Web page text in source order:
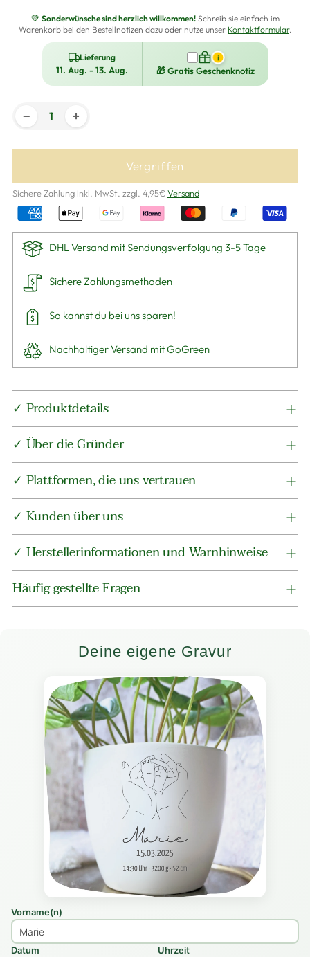
💚 Sonderwünsche sind herzlich willkommen!Schreib sie einfach im
Warenkorb bei den Bestellnotizen dazu oder nutze unser Kontaktformular.
Lieferung
11. Aug. - 13. Aug.
i
🎁 Gratis Geschenknotiz
− +
Vergriffen
Sichere Zahlung inkl. MwSt. zzgl. 4,95€Versand
DHL Versand mit Sendungsverfolgung 3-5 Tage
Sichere Zahlungsmethoden
So kannst du bei unssparen!
Nachhaltiger Versand mit GoGreen
Produkt
in
den
Warenkorb
legen
✓ Produktdetails
✓ Über die Gründer
✓ Plattformen, die uns vertrauen
✓ Kunden über uns
✓ Herstellerinformationen und Warnhinweise
Häufig gestellte Fragen
Deine eigene Gravur
Vorname(n)
Datum Uhrzeit